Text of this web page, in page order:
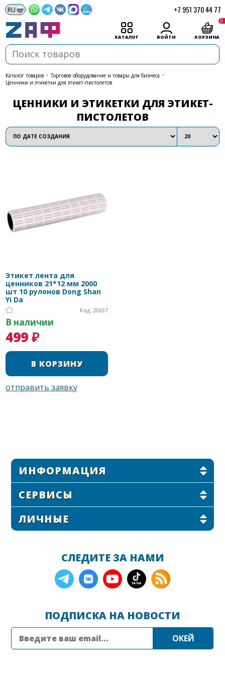
+7 951 370 44 77
КАТАЛОГ ВОЙТИ КОРЗИНА
0
каталог товаров • Торговое оборудование и товары для бизнеса •
Ценники и этикетки для этикет-пистолетов
ЦЕННИКИ И ЭТИКЕТКИ ДЛЯ ЭТИКЕТ-
ПИСТОЛЕТОВ
Этикет лента для
ценников 21*12 мм 2000
шт 10 рулонов Dong Shan
Yi Da
Код: 20637
В наличии
499 ₽
ИНФОРМАЦИЯ
СЕРВИСЫ
ЛИЧНЫЕ
СЛЕДИТЕ ЗА НАМИ
ПОДПИСКА НА НОВОСТИ